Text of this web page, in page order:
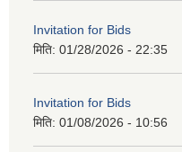
Invitation for Bids
मिति: 01/28/2026 - 22:35
Invitation for Bids
मिति: 01/08/2026 - 10:56